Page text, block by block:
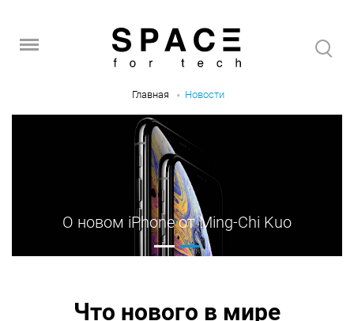
Главная Новости
О новом iPhone от Ming-Chi Kuo
Что нового в мире